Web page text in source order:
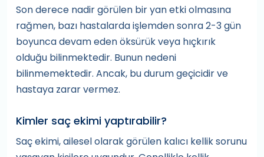
Son derece nadir görülen bir yan etki olmasına
rağmen, bazı hastalarda işlemden sonra 2-3 gün
boyunca devam eden öksürük veya hıçkırık
olduğu bilinmektedir. Bunun nedeni
bilinmemektedir. Ancak, bu durum geçicidir ve
hastaya zarar vermez.
Kimler saç ekimi yaptırabilir?
Saç ekimi, ailesel olarak görülen kalıcı kellik sorunu